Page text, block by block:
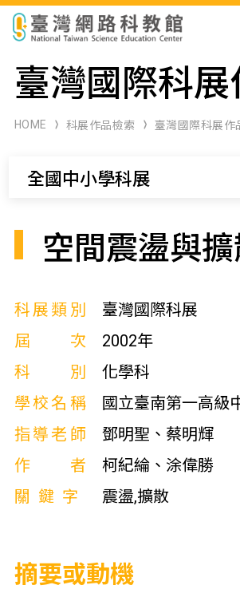
科展作品檢索
科學研習月刊
臺灣國際科展
HOME 科展作品檢索 臺灣國際科展作
全國中小學科展
空間震盪與
科展類別
臺灣國際科展
屆次
2002年
科別
化學科
學校名稱
國立臺南第一高級
指導老師
鄧明聖、蔡明輝
作者
柯紀綸、涂偉勝
關鍵字
震盪,擴散
摘要或動機